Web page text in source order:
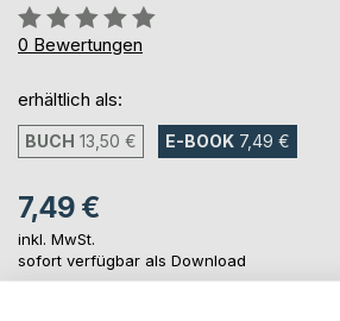
Bewertung::
0%
0 Bewertungen
erhältlich als:
BUCH 13,50 € E-BOOK 7,49 €
7,49 €
inkl. MwSt.
sofort verfügbar als Download